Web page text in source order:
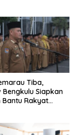
Tiba,
Bengkulu Siapkan
Rakyat